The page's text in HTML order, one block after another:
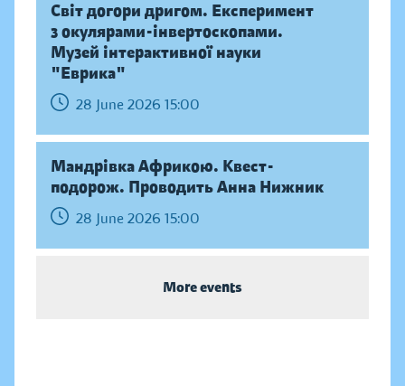
Світ догори дригом. Експеримент
з окулярами-інвертоскопами.
Музей інтерактивної науки
"Еврика"
28 June 2026 15:00
Мандрівка Африкою. Квест-
подорож. Проводить Анна Нижник
28 June 2026 15:00
More events